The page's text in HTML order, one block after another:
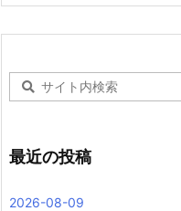
最近の投稿
2026-08-09